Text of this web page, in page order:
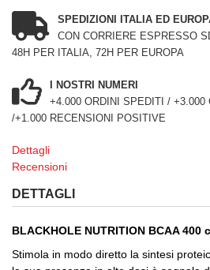
SPEDIZIONI ITALIA ED
CON CORRIERE ESPRESSO
48H PER ITALIA, 72H PER EUROPA
I NOSTRI NUMERI
+4.000 ORDINI SPEDITI / +3.000
/+1.000 RECENSIONI POSITIVE
Dettagli
Recensioni
DETTAGLI
BLACKHOLE NUTRITION BCAA 400
Stimola in modo diretto la sintesi